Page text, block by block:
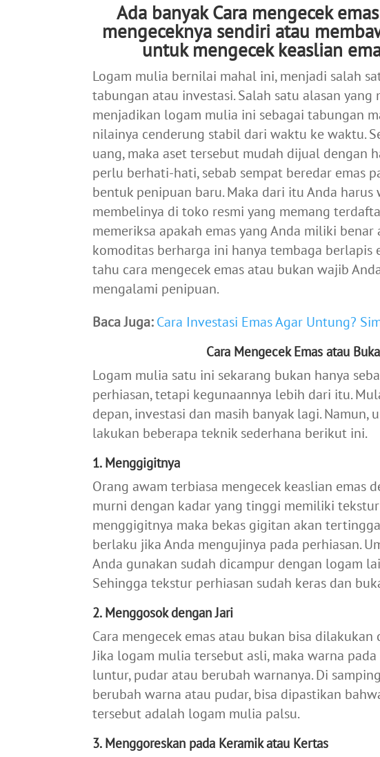
Ada banyak Cara mengecek
mengeceknya sendiri atau
untuk mengecek keaslian
Logam mulia bernilai mahal ini, menjadi salah
tabungan atau investasi. Salah satu alasan yang
menjadikan logam mulia ini sebagai tabungan
nilainya cenderung stabil dari waktu ke waktu.
uang, maka aset tersebut mudah dijual dengan
perlu berhati-hati, sebab sempat beredar emas
bentuk penipuan baru. Maka dari itu Anda
membelinya di toko resmi yang memang
memeriksa apakah emas yang Anda miliki benar
komoditas berharga ini hanya tembaga berlapis
tahu cara mengecek emas atau bukan wajib
mengalami penipuan.
Baca Juga: Cara Investasi Emas Agar Untung?
Cara Mengecek Emas atau
Logam mulia satu ini sekarang bukan hanya
perhiasan, tetapi kegunaannya lebih dari itu.
depan, investasi dan masih banyak lagi. Namun,
lakukan beberapa teknik sederhana berikut ini.
1. Menggigitnya
Orang awam terbiasa mengecek keaslian emas
murni dengan kadar yang tinggi memiliki
menggigitnya maka bekas gigitan akan
berlaku jika Anda mengujinya pada perhiasan.
Anda gunakan sudah dicampur dengan logam
Sehingga tekstur perhiasan sudah keras dan
2. Menggosok dengan Jari
Cara mengecek emas atau bukan bisa
Jika logam mulia tersebut asli, maka warna
luntur, pudar atau berubah warnanya. Di
berubah warna atau pudar, bisa dipastikan
tersebut adalah logam mulia palsu.
3. Menggoreskan pada Keramik atau Kertas